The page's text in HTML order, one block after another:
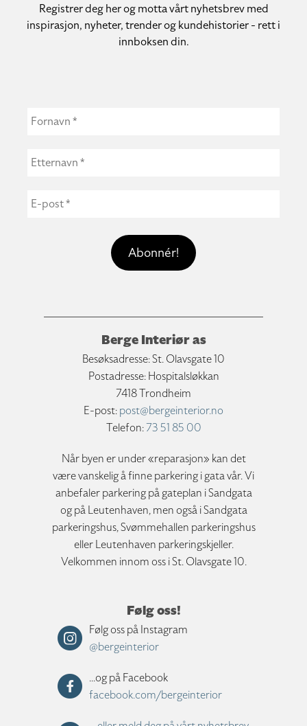
Registrer deg her og motta vårt nyhetsbrev med
inspirasjon, nyheter, trender og kundehistorier - rett i
innboksen din.
Berge Interiør as
Besøksadresse: St. Olavsgate 10
Postadresse: Hospitalsløkkan
7418 Trondheim
E-post:post@bergeinterior.no
Telefon:73 51 85 00
Når byen er under «reparasjon» kan det
være vanskelig å finne parkering i gata vår. Vi
anbefaler parkering på gateplan i Sandgata
og på Leutenhaven, men også i Sandgata
parkeringshus, Svømmehallen parkeringshus
eller Leutenhaven parkeringskjeller.
Velkommen innom oss i St. Olavsgate 10.
Følg oss!
Følg oss på Instagram
@bergeinterior
...og på Facebook
facebook.com/bergeinterior